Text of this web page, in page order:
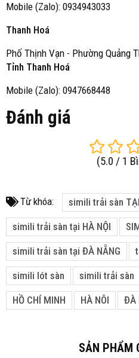
Mobile (Zalo): 0934943033
Thanh Hoá
Phố Thịnh Vạn - Phường Quảng
Tỉnh Thanh Hoá
Mobile (Zalo): 0947668448
Đánh giá
(5.0 / 1
Từ khóa: simili trải sàn
simili trải sàn tại HÀ NỘI
simili trải sàn tại ĐÀ NẴNG
simili lót sàn simili trải sàn
HỒ CHÍ MINH HÀ NÔI ĐÀ
SẢN PHẨM